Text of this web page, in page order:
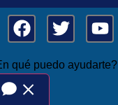
qué puedo ayudarte?